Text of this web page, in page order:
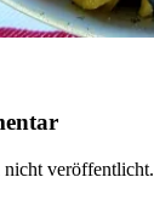
veröffentlicht.